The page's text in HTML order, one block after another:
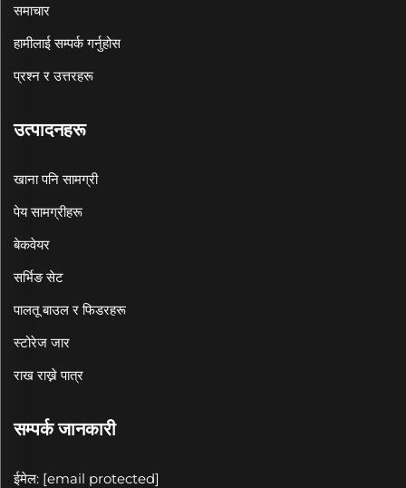
समाचार
हामीलाई सम्पर्क गर्नुहोस
प्रश्न र उत्तरहरू
उत्पादनहरू
खाना पनि सामग्री
पेय सामग्रीहरू
बेकवेयर
सर्भिङ सेट
पालतू बाउल र फिडरहरू
स्टोरेज जार
राख राख्ने पात्र
सम्पर्क जानकारी
ईमेल: [email protected]